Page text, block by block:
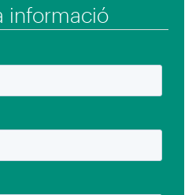
informació